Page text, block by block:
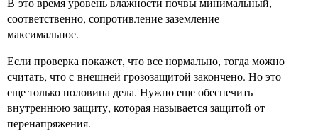
соответственно, сопротивление заземление
максимальное.
Если проверка покажет, что все нормально, тогда можно
считать, что с внешней грозозащитой закончено. Но это
еще только половина дела. Нужно еще обеспечить
внутреннюю защиту, которая называется защитой от
перенапряжения.